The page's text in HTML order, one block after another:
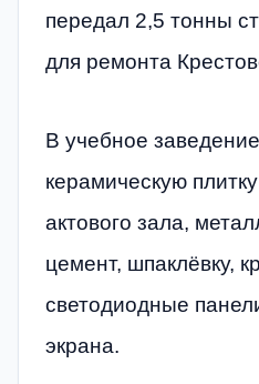
передал 2,5 тонны
для ремонта
В учебное
керамическую
актового зала,
цемент, шпаклёвку,
светодиодные
экрана.